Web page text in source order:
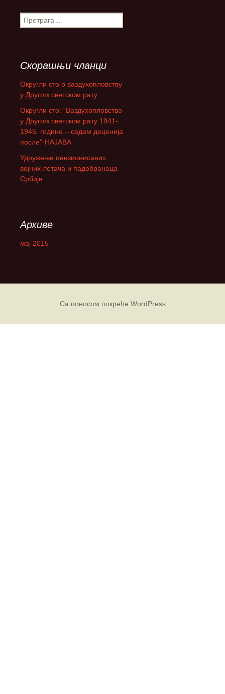
П
р
а
г
а
:
Скорашњи чланци
Округли сто о ваздухопловству
у Другом светском рату
Округли сто: “Ваздухопловство
у Другом светском рату 1941-
1945. године – седам деценија
после”-НАЈАВА
Удружење пензионисаних
војних летача и падобранаца
Србије
Архиве
мај 2015
Са поносом покреће WordPress